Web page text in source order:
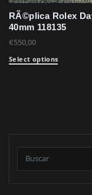
RÃ©plica Rolex
40mm 118135
€550,00
Select options